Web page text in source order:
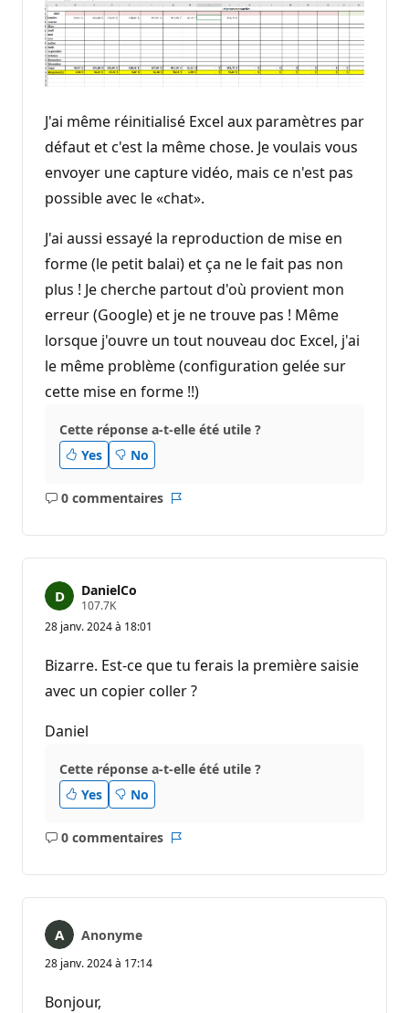
J'ai même réinitialisé Excel aux paramètres par
défaut et c'est la même chose. Je voulais vous
envoyer une capture vidéo, mais ce n'est pas
possible avec le «chat».
J'ai aussi essayé la reproduction de mise en
forme (le petit balai) et ça ne le fait pas non
plus ! Je cherche partout d'où provient mon
erreur (Google) et je ne trouve pas ! Même
lorsque j'ouvre un tout nouveau doc Excel, j'ai
le même problème (configuration gelée sur
cette mise en forme !!)
Cette réponse a-t-elle été utile ?
Yes
No
0 commentaires
Aucun
DanielCo
107.7KP
o
i
t
s
d
e
t
a
t
i
n
28 janv. 2024 à 18:01
Bizarre. Est-ce que tu ferais la première saisie
avec un copier coller ?
Daniel
Cette réponse a-t-elle été utile ?
Yes
No
0 commentaires
Aucun
Anonyme
28 janv. 2024 à 17:14
Bonjour,